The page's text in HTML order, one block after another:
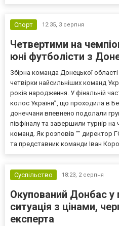
Спорт 12:35, 3 серпня
Четвертими на
юні футболісти з
Збірна команда Донецької
четвірки найсильніших команд
років народження. У фінальній
колос України”, що проходила в
донеччани впевнено подолали
півфіналу та завершили турнір на
команд. Як розповів “” директор
та представник команди Іван
Суспільство 18:23, 2 серпня
Окупований Донбас у
ситуація з цінами,
експерта